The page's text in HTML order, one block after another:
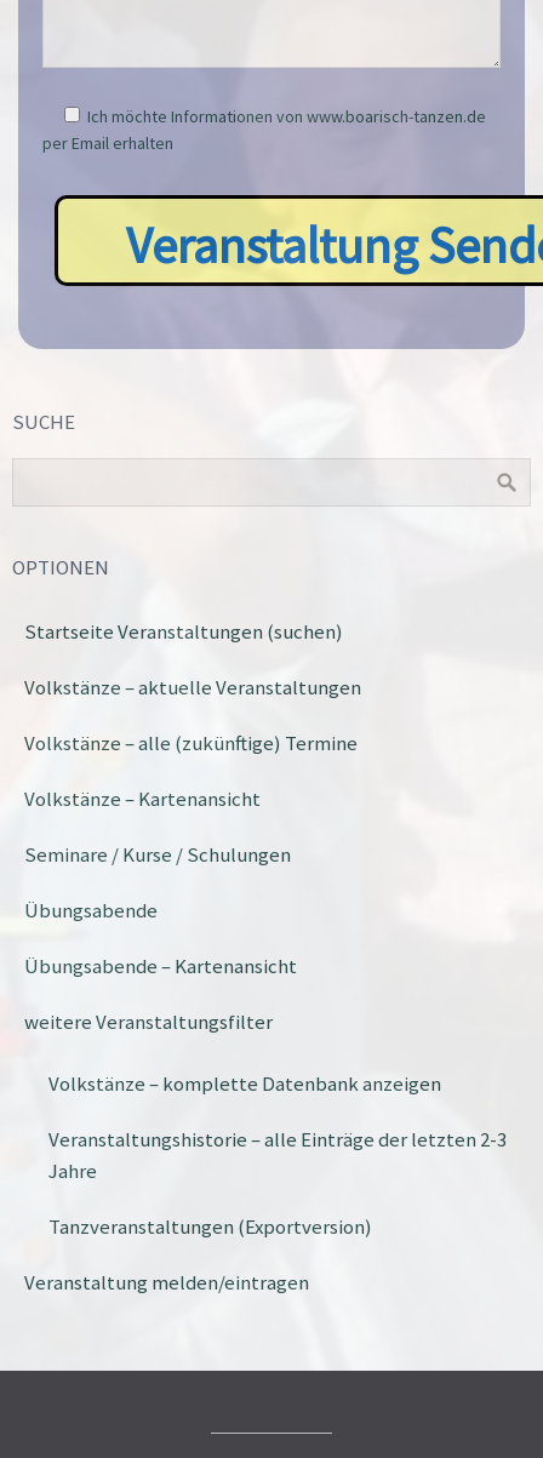
Ich möchte Informationen von www.boarisch-tanzen.de
per Email erhalten
SUCHE
OPTIONEN
Startseite Veranstaltungen (suchen)
Volkstänze – aktuelle Veranstaltungen
Volkstänze – alle (zukünftige) Termine
Volkstänze – Kartenansicht
Seminare / Kurse / Schulungen
Übungsabende
Übungsabende – Kartenansicht
weitere Veranstaltungsfilter
Volkstänze – komplette Datenbank anzeigen
Veranstaltungshistorie – alle Einträge der letzten 2-3
Jahre
Tanzveranstaltungen (Exportversion)
Veranstaltung melden/eintragen